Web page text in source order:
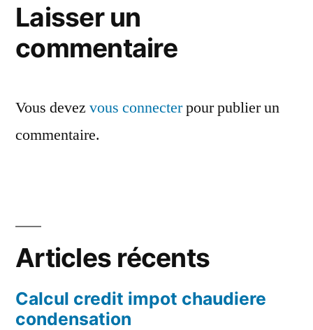
Laisser un
commentaire
Vous devez vous connecterpour publier un
commentaire.
Articles récents
Calcul credit impot chaudiere
condensation